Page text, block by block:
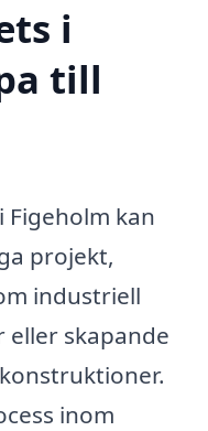
i
till
kan
projekt,
industriell
skapande
inom